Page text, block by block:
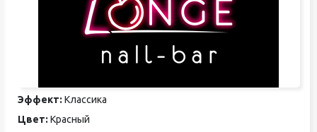
Эффект: Классика
Цвет: Красный